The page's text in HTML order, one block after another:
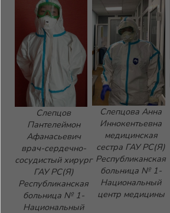
Слепцов
Пантелеймон
Афанасьевич
врач-сердечно-
сосудистый хирург
ГАУ РС(Я)
Республиканская
больница № 1-
Национальный
Слепцова Анна
Иннокентьевна
медицинская
сестра ГАУ РС(Я)
Республиканская
больница № 1-
Национальный
центр медицины